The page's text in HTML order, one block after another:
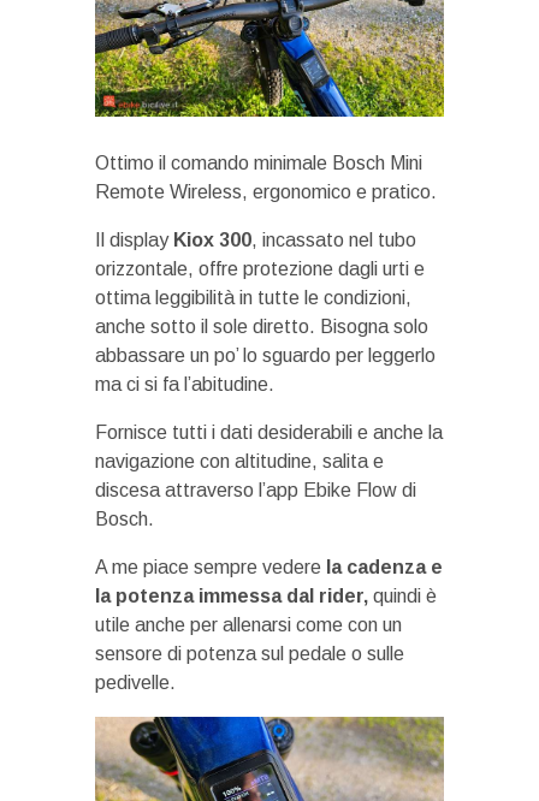
Ottimo il comando minimale Bosch Mini
Remote Wireless, ergonomico e pratico.
Il display Kiox 300, incassato nel tubo
orizzontale, offre protezione dagli urti e
ottima leggibilità in tutte le condizioni,
anche sotto il sole diretto. Bisogna solo
abbassare un po’ lo sguardo per leggerlo
ma ci si fa l’abitudine.
Fornisce tutti i dati desiderabili e anche la
navigazione con altitudine, salita e
discesa attraverso l’app Ebike Flow di
Bosch.
A me piace sempre vedere la cadenza e
la potenza immessa dal rider, quindi è
utile anche per allenarsi come con un
sensore di potenza sul pedale o sulle
pedivelle.